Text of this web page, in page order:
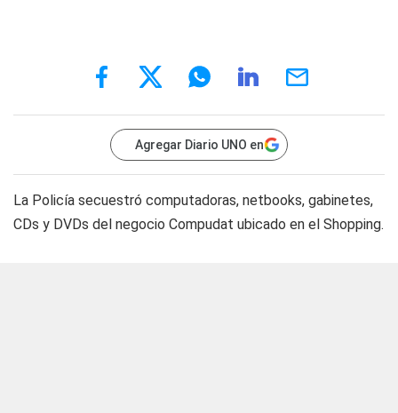
Agregar Diario UNO en
La Policía secuestró computadoras, netbooks, gabinetes,
CDs y DVDs del negocio Compudat ubicado en el Shopping.